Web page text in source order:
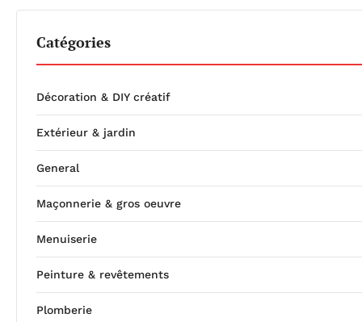
Catégories
Décoration & DIY créatif
Extérieur & jardin
General
Maçonnerie & gros oeuvre
Menuiserie
Peinture & revêtements
Plomberie